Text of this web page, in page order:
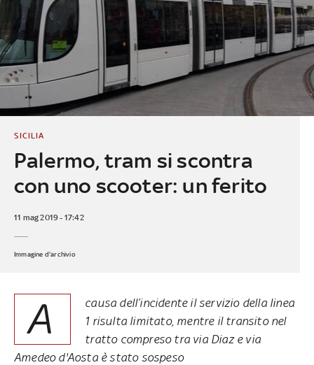
Palermo, tram si scontra
con uno scooter: un ferito
SICILIA
11 mag 2019 - 17:42
Immagine d'archivio
A
causa dell’incidente il servizio della linea
1 risulta limitato, mentre il transito nel
tratto compreso tra via Diaz e via
Amedeo d'Aosta è stato sospeso